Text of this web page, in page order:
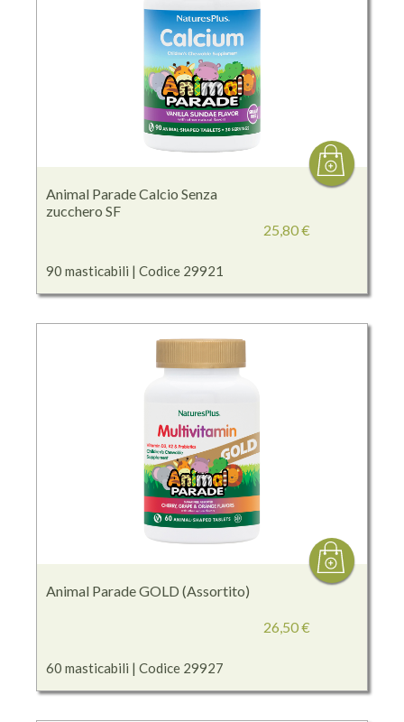
Animal Parade Calcio Senza
zucchero SF
90 masticabili | Codice 29921
25,80 €
Animal Parade GOLD (Assortito)
60 masticabili | Codice 29927
26,50 €